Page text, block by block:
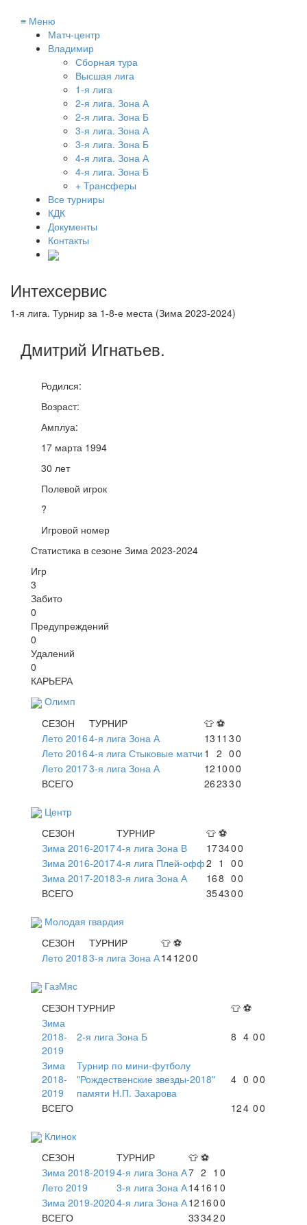
≡ Меню
Матч-центр
Владимир
Сборная тура
Высшая лига
1-я лига
2-я лига. Зона А
2-я лига. Зона Б
3-я лига. Зона А
3-я лига. Зона Б
4-я лига. Зона А
4-я лига. Зона Б
+ Трансферы
Все турниры
КДК
Документы
Контакты
Интехсервис
1-я лига. Турнир за 1-8-е места (Зима 2023-2024)
Дмитрий Игнатьев.
Родился:
Возраст:
Амплуа:
17 марта 1994
30 лет
Полевой игрок
?
Игровой номер
Статистика в сезоне Зима 2023-2024
Игр
3
Забито
0
Предупреждений
0
Удалений
0
КАРЬЕРА
Олимп
СЕЗОН
ТУРНИР 👕 ⚽
Лето 20164-я лига Зона А 13 11 30
Лето 20164-я лига Стыковые матчи 1 2 00
Лето 20173-я лига Зона А 12 1000
ВСЕГО
262330
Центр
СЕЗОН
ТУРНИР 👕 ⚽
Зима 2016-20174-я лига Зона В 173400
Зима 2016-20174-я лига Плей-офф2 1 00
Зима 2017-20183-я лига Зона А 168 00
ВСЕГО
354300
Молодая гвардия
СЕЗОН
ТУРНИР 👕 ⚽
Лето 20183-я лига Зона А141200
ГазМяс
СЕЗОН ТУРНИР 👕 ⚽
Зима
2018-
2019
2-я лига Зона Б 8 4 00
Зима
2018-
2019
Турнир по мини-футболу
"Рождественские звезды-2018"
памяти Н.П. Захарова
4 0 00
ВСЕГО 124 00
Клинок
СЕЗОН
ТУРНИР 👕 ⚽
Зима 2018-20194-я лига Зона А7 2 1 0
Лето 2019
3-я лига Зона А1416 1 0
Зима 2019-20204-я лига Зона А12 1600
ВСЕГО
333420